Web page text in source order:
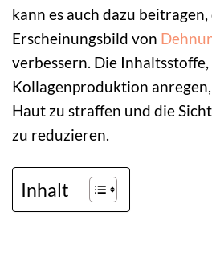
kann es auch dazu beitragen,
Erscheinungsbild von
verbessern. Die
Kollagenproduktion
Haut zu straffen und die
zu reduzieren.
Inhalt